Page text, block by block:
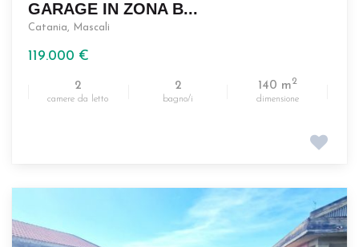
GARAGE IN ZONA B...
Catania Mascali
119.000 €
2
camere da letto
2
bagno/i
140 m2
dimensione